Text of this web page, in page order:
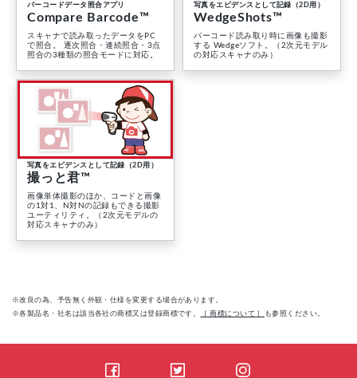
バーコードデータ照合アプリ
Compare Barcode™
スキャナで読み取ったデータをPC
で照合。 逐次照合・連続照合・3点
照合の3種類の照合モードに対応。
写真をエビデンスとして記録（2D用）
WedgeShots™
バーコード読み取り時に画像も撮影
する Wedgeソフト。（2次元モデル
の対応スキャナのみ）
写真をエビデンスとして記録（2D用）
撮っと君™
画像単体撮影のほか、コードと画像
の1対1、N対Nの記録もできる撮影
ユーティリティ。（2次元モデルの
対応スキャナのみ）
※改良の為、予告無く外観・仕様を変更する場合があります。
※各製品名・社名は該当各社の商標又は登録商標です。
［ 商標について ］ も参照ください。